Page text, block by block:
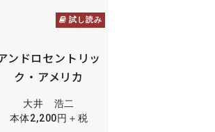
試し読み
ンドロセントリッ
ク・アメリカ
大井 浩二
本体2,200円＋税